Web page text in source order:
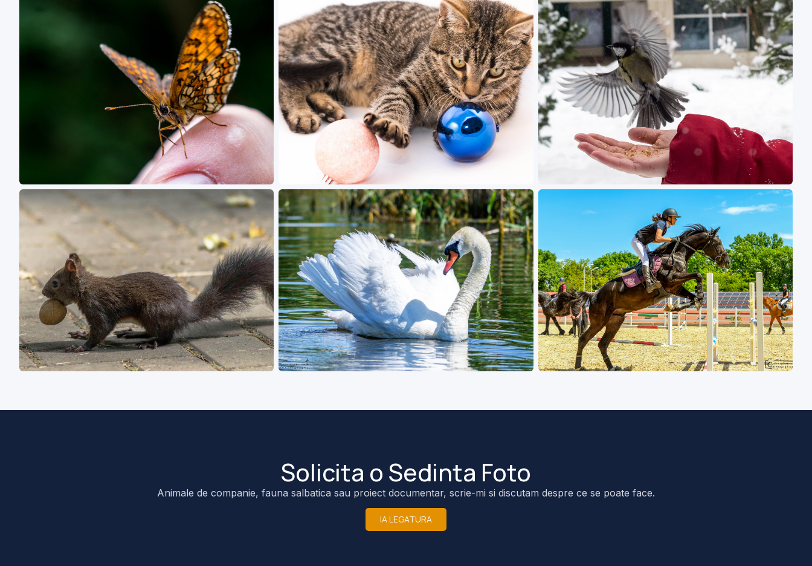
Solicita o Sedinta Foto
Animale de companie, fauna salbatica sau proiect documentar, scrie-mi si discutam despre ce se poate face.
IA LEGATURA